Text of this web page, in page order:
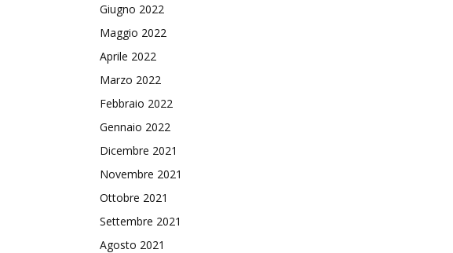
Giugno 2022
Maggio 2022
Aprile 2022
Marzo 2022
Febbraio 2022
Gennaio 2022
Dicembre 2021
Novembre 2021
Ottobre 2021
Settembre 2021
Agosto 2021